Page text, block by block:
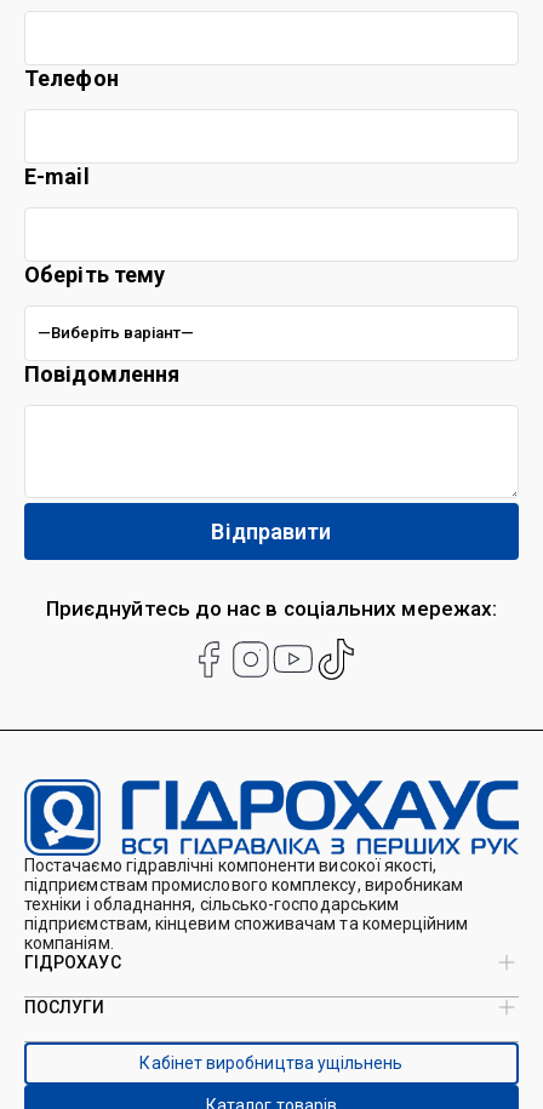
Приєднуйтесь до нас в соціальних мережах:
Телефон
E-mail
Оберіть тему
Повідомлення
Постачаємо гідравлічні компоненти високої якості,
підприємствам промислового комплексу, виробникам
техніки і обладнання, сільсько-господарським
підприємствам, кінцевим споживачам та комерційним
компаніям.
ГІДРОХАУС
Про нас
Каталоги
ПОСЛУГИ
Виробництво ущільнень
Виробництво гідроциліндрів
Ремонт гідроциліндрів
Кабінет виробництва ущільнень